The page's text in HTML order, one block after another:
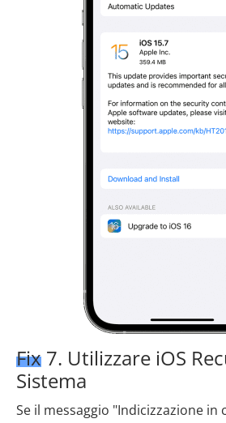
Fix 7. Utilizzare iOS
Sistema
Se il messaggio "Indicizzazione